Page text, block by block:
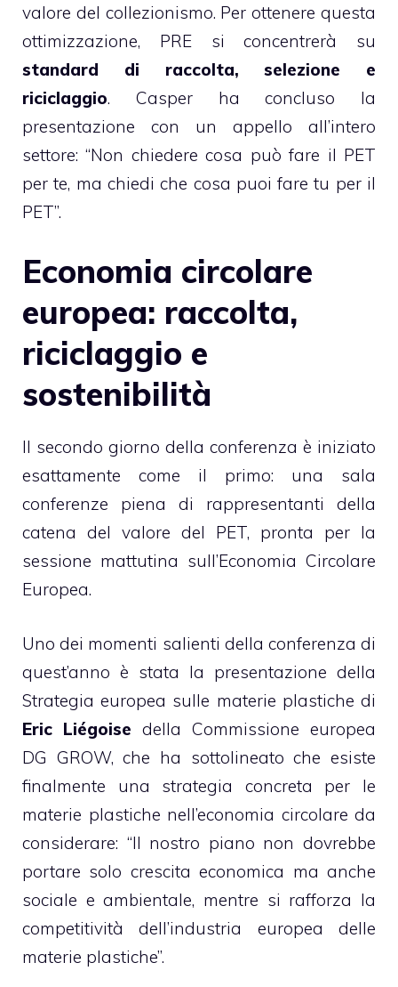
valore del collezionismo. Per ottenere questa
ottimizzazione, PRE si concentrerà su
standard di raccolta, selezione e
riciclaggio. Casper ha concluso la
presentazione con un appello all’intero
settore: “Non chiedere cosa può fare il PET
per te, ma chiedi che cosa puoi fare tu per il
PET”.
Economia circolare
europea: raccolta,
riciclaggio e
sostenibilità
Il secondo giorno della conferenza è iniziato
esattamente come il primo: una sala
conferenze piena di rappresentanti della
catena del valore del PET, pronta per la
sessione mattutina sull’Economia Circolare
Europea.
Uno dei momenti salienti della conferenza di
quest’anno è stata la presentazione della
Strategia europea sulle materie plastiche di
Eric Liégoise della Commissione europea
DG GROW, che ha sottolineato che esiste
finalmente una strategia concreta per le
materie plastiche nell’economia circolare da
considerare: “Il nostro piano non dovrebbe
portare solo crescita economica ma anche
sociale e ambientale, mentre si rafforza la
competitività dell’industria europea delle
materie plastiche”.